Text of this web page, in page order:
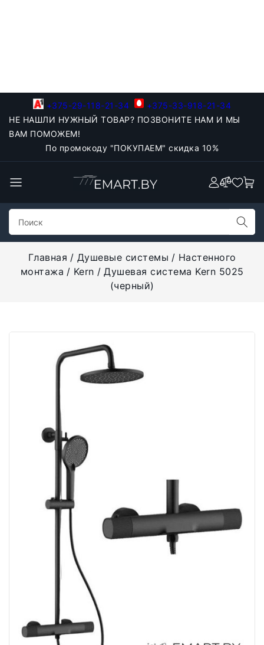
+375-29-118-21-34
+375-33-918-21-34
НЕ НАШЛИ НУЖНЫЙ ТОВАР? ПОЗВОНИТЕ НАМ И МЫ
ВАМ ПОМОЖЕМ!
По промокоду "ПОКУПАЕМ" скидка 10%
Главная Душевые системы
Настенного
монтажа
Kern
Душевая система Kern 5025
(черный)